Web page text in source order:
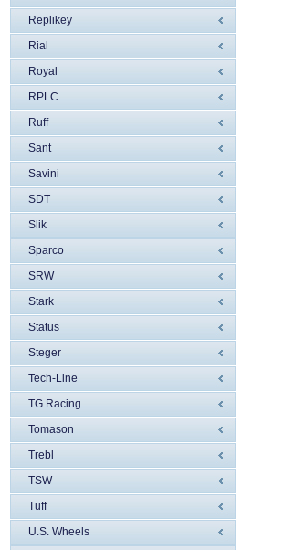
Replikey
Rial
Royal
RPLC
Ruff
Sant
Savini
SDT
Slik
Sparco
SRW
Stark
Status
Steger
Tech-Line
TG Racing
Tomason
Trebl
TSW
Tuff
U.S. Wheels